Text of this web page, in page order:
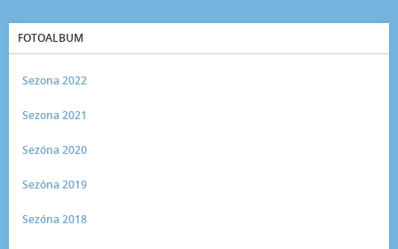
FOTOALBUM
Sezona 2022
Sezona 2021
Sezóna 2020
Sezóna 2019
Sezóna 2018